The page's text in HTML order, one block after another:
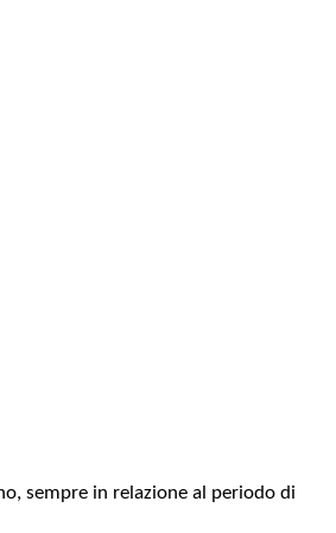
sempre in relazione al periodo di